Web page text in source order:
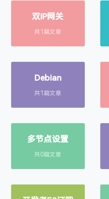
双IP网关
共1篇文章
Debian
共1篇文章
多节点设置
共0篇文章